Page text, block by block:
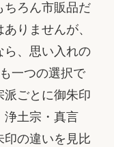
ちろん市販品だ
りませんが、
ら、思い入れの
一つの選択で
派ごとに御朱印
浄土宗・真言
印の違いを見比